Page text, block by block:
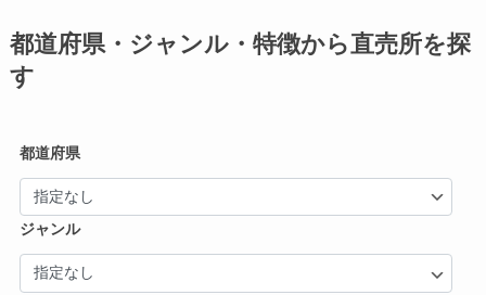
都道府県・ジャンル・特徴から直売所を探
す
都道府県
ジャンル